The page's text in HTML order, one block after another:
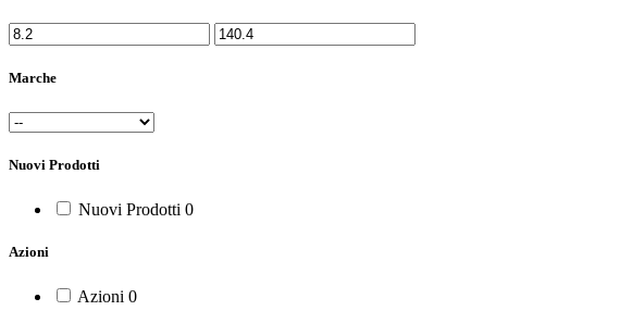
Marche
Nuovi Prodotti
Nuovi Prodotti 0
Azioni
Azioni 0